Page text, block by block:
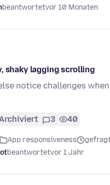
beantwortetvor 10 Monaten
shaky lagging scrolling
notice challenges
3 40
App responsiveness
beantwortetvor 1 Jahr